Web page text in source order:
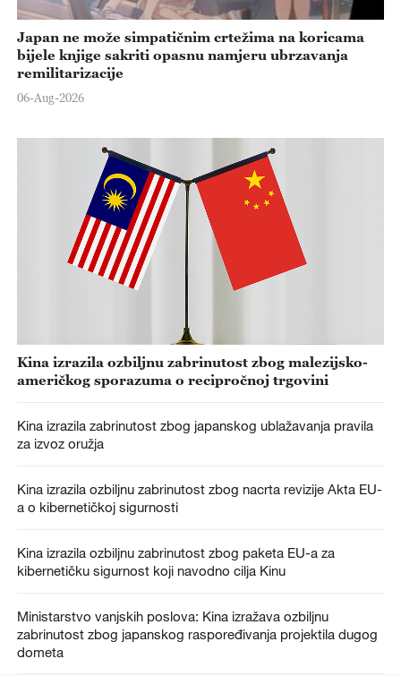
Japan ne može simpatičnim crtežima na koricama
bijele knjige sakriti opasnu namjeru ubrzavanja
remilitarizacije
06-Aug-2026
Kina izrazila ozbiljnu zabrinutost zbog malezijsko-
američkog sporazuma o recipročnoj trgovini
Kina izrazila zabrinutost zbog japanskog ublažavanja pravila
za izvoz oružja
Kina izrazila ozbiljnu zabrinutost zbog nacrta revizije Akta EU-
a o kibernetičkoj sigurnosti
Kina izrazila ozbiljnu zabrinutost zbog paketa EU-a za
kibernetičku sigurnost koji navodno cilja Kinu
Ministarstvo vanjskih poslova: Kina izražava ozbiljnu
zabrinutost zbog japanskog raspoređivanja projektila dugog
dometa